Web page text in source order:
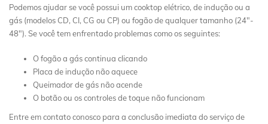
Podemos ajudar se você possui um cooktop elétrico, de indução ou a
gás (modelos CD, CI, CG ou CP) ou fogão de qualquer tamanho (24″-
48″). Se você tem enfrentado problemas como os seguintes:
O fogão a gás continua clicando
Placa de indução não aquece
Queimador de gás não acende
O botão ou os controles de toque não funcionam
Entre em contato conosco para a conclusão imediata do serviço de